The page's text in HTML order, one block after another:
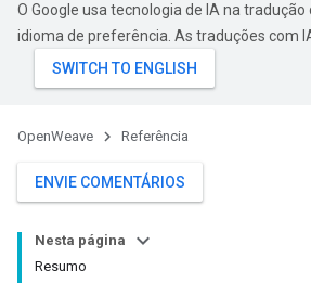
O Google usa tecnologia de IA na
idioma de preferência. As traduções com
OpenWeave Referência
ENVIE COMENTÁRIOS
Nesta página
Resumo